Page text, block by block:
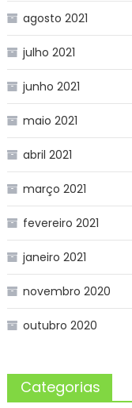
agosto 2021
julho 2021
junho 2021
maio 2021
abril 2021
março 2021
fevereiro 2021
janeiro 2021
novembro 2020
outubro 2020
Categorias